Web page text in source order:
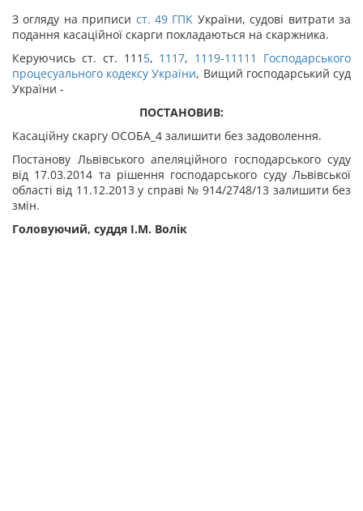
З огляду на приписи ст. 49 ГПК України, судові витрати за
подання касаційної скарги покладаються на скаржника.
Керуючись ст. ст. 111 5, 1117, 1119-111 11 Господарського
процесуального кодексу України, Вищий господарський суд
України -
ПОСТАНОВИВ:
Касаційну скаргу ОСОБА_4 залишити без задоволення.
Постанову Львівського апеляційного господарського суду
від 17.03.2014 та рішення господарського суду Львівської
області від 11.12.2013 у справі № 914/2748/13 залишити без
змін.
Головуючий, суддя І.М. Волік